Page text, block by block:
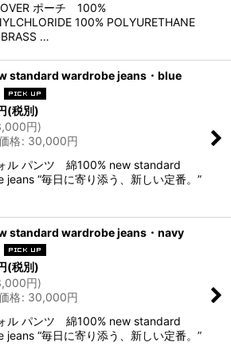
ポーチ 100%
100% POLYURETHANE
…
standard wardrobe jeans・blue
(税別)
円)
格: 30,000円
ル パンツ 綿100% new standard
jeans “毎日に寄り添う、新しい定番。”
standard wardrobe jeans・navy
(税別)
円)
格: 30,000円
ル パンツ 綿100% new standard
jeans “毎日に寄り添う、新しい定番。”